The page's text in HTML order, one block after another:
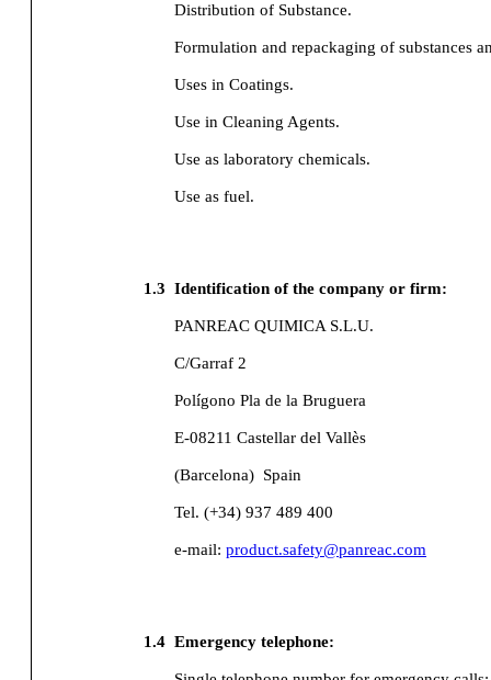
Distribution of Substance.
Formulation and repackaging of substances
Uses in Coatings.
Use in Cleaning Agents.
Use as laboratory chemicals.
Use as fuel.
1.3 Identification of the company or firm:
PANREAC QUIMICA S.L.U.
C/Garraf 2
Polígono Pla de la Bruguera
E-08211 Castellar del Vallès
(Barcelona) Spain
Tel. (+34) 937 489 400
e-mail:product.safety@panreac.com
1.4 Emergency telephone: